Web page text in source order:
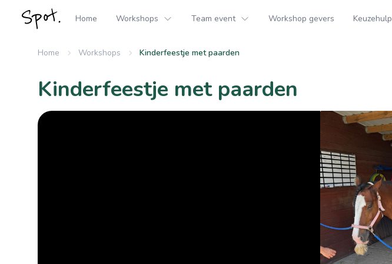
Home Workshops Team event Workshop gevers Keuzehulp
Home Workshops Kinderfeestje met paarden
Kinderfeestje met paarden